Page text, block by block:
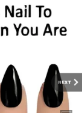
NEXT
కృష్ణయ్య
పరిశీలిస్తే